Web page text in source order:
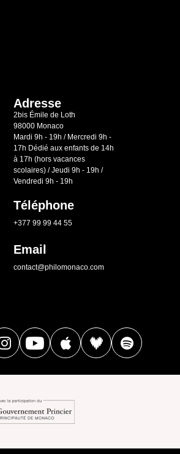
Adresse
2bis Émile de Loth
98000 Monaco
Mardi 9h - 19h / Mercredi 9h -
17h Dédié aux enfants de 14h
à 17h (hors vacances
scolaires) / Jeudi 9h - 19h /
Vendredi 9h - 19h
Téléphone
+377 99 99 44 55
Email
contact@philomonaco.com